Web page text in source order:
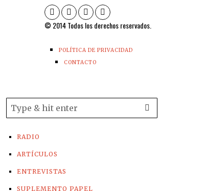
© 2014 Todos los derechos reservados.
POLÍTICA DE PRIVACIDAD
CONTACTO
RADIO
ARTÍCULOS
ENTREVISTAS
SUPLEMENTO PAPEL